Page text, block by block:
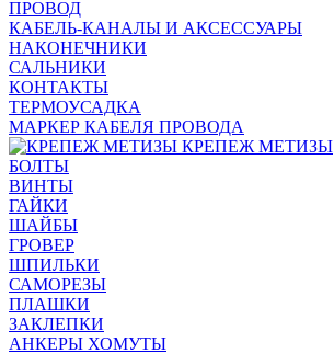
ПРОВОД
КАБЕЛЬ-КАНАЛЫ И АКСЕССУАРЫ
НАКОНЕЧНИКИ
САЛЬНИКИ
КОНТАКТЫ
ТЕРМОУСАДКА
МАРКЕР КАБЕЛЯ ПРОВОДА
КРЕПЕЖ МЕТИЗЫ
БОЛТЫ
ВИНТЫ
ГАЙКИ
ШАЙБЫ
ГРОВЕР
ШПИЛЬКИ
САМОРЕЗЫ
ПЛАШКИ
ЗАКЛЕПКИ
АНКЕРЫ ХОМУТЫ